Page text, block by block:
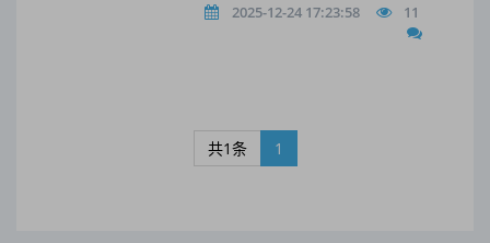
2025-12-24 17:23:58 11
共1条 1